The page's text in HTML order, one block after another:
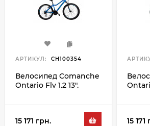
АРТИКУЛ: CH100354
Велосипед Comanche
Ontario Fly 1.2 13",
15 171 грн. 15 171